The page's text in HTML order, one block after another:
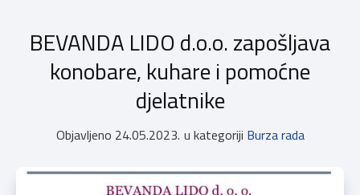
BEVANDA LIDO d.o.o. zapošljava
konobare, kuhare i pomoćne
djelatnike
Objavljeno 24.05.2023. u kategoriji Burza rada